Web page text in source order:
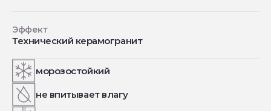
Эффект
Технический керамогранит
морозостойкий
не впитывает влагу